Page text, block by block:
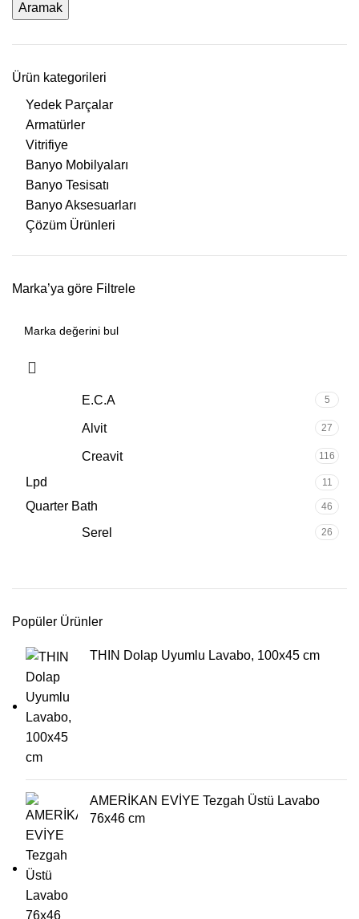
Aramak
Ürün kategorileri
Yedek Parçalar
Armatürler
Vitrifiye
Banyo Mobilyaları
Banyo Tesisatı
Banyo Aksesuarları
Çözüm Ürünleri
Marka’ya göre Filtrele
E.C.A 5
Alvit 27
Creavit 116
Lpd 11
Quarter Bath 46
Serel 26
Popüler Ürünler
THIN Dolap Uyumlu Lavabo, 100x45 cm
AMERİKAN EVİYE Tezgah Üstü Lavabo
76x46 cm